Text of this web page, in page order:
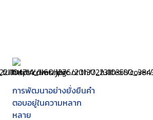
การพัฒนาอย่างยั่งยืนคำ
ตอบอยู่ในความหลาก
หลาย